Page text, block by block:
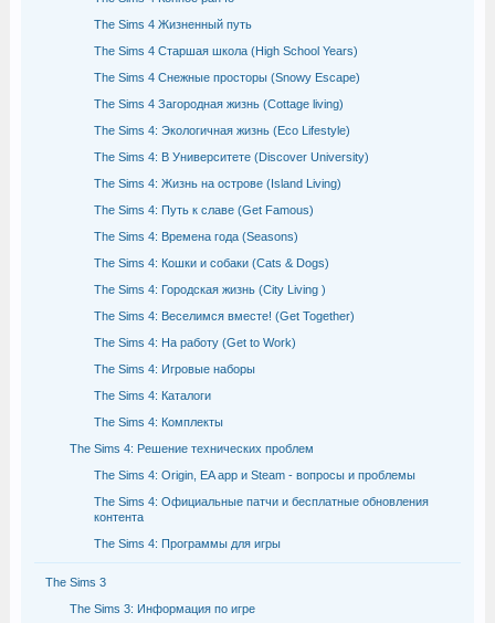
The Sims 4 Жизненный путь
The Sims 4 Старшая школа (High School Years)
The Sims 4 Снежные просторы (Snowy Escape)
The Sims 4 Загородная жизнь (Cottage living)
The Sims 4: Экологичная жизнь (Eco Lifestyle)
The Sims 4: В Университете (Discover University)
The Sims 4: Жизнь на острове (Island Living)
The Sims 4: Путь к славе (Get Famous)
The Sims 4: Времена года (Seasons)
The Sims 4: Кошки и собаки (Cats & Dogs)
The Sims 4: Городская жизнь (City Living )
The Sims 4: Веселимся вместе! (Get Together)
The Sims 4: На работу (Get to Work)
The Sims 4: Игровые наборы
The Sims 4: Каталоги
The Sims 4: Комплекты
The Sims 4: Решение технических проблем
The Sims 4: Origin, EA app и Steam - вопросы и проблемы
The Sims 4: Официальные патчи и бесплатные обновления
контента
The Sims 4: Программы для игры
The Sims 3
The Sims 3: Информация по игре